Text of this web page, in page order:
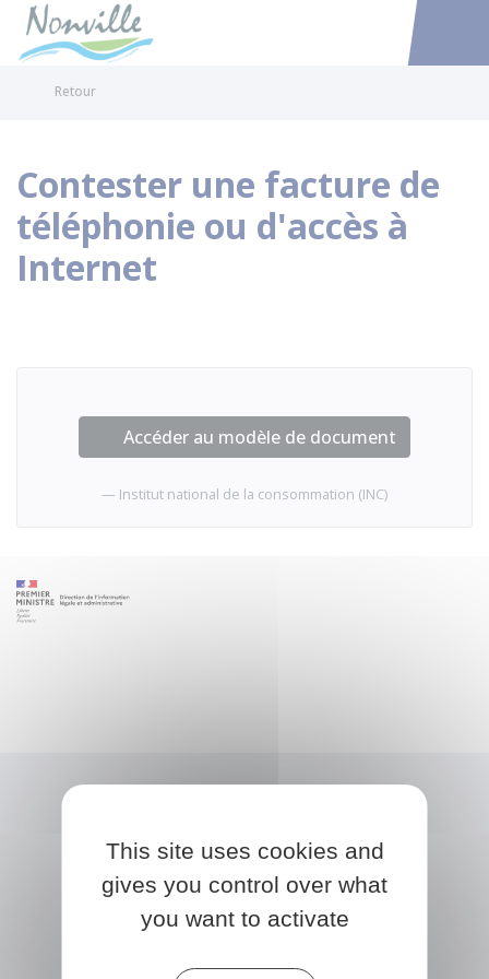
Accéder
Retour
Contester une facture de
téléphonie ou d'accès à
Internet
Accéder au modèle de document
Institut national de la consommation (INC)
This site uses cookies and
gives you control over what
you want to activate